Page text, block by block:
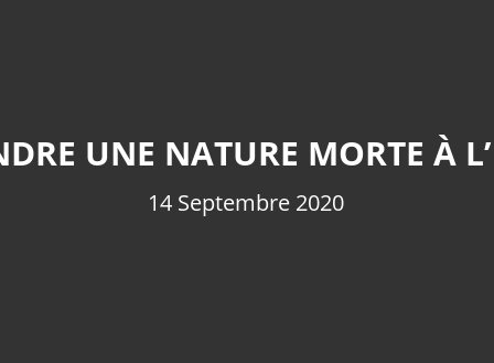
UNE NATURE MORTE À
14 Septembre 2020